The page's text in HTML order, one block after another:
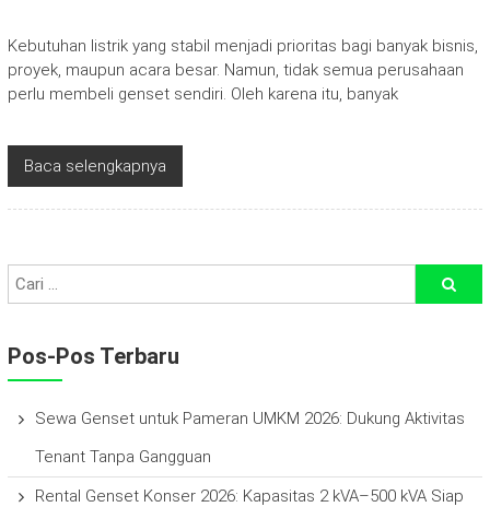
Kebutuhan listrik yang stabil menjadi prioritas bagi banyak bisnis,
proyek, maupun acara besar. Namun, tidak semua perusahaan
perlu membeli genset sendiri. Oleh karena itu, banyak
Baca selengkapnya
Pos-Pos Terbaru
Sewa Genset untuk Pameran UMKM 2026: Dukung Aktivitas
Tenant Tanpa Gangguan
Rental Genset Konser 2026: Kapasitas 2 kVA–500 kVA Siap